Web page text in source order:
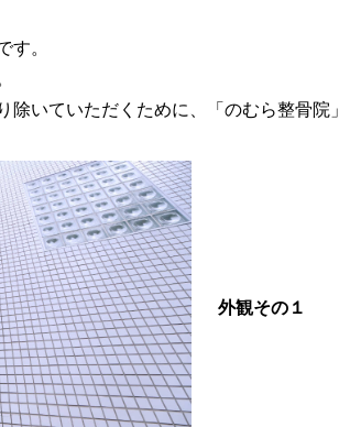
す。
除いていただくために、「のむら整骨院
外観その１